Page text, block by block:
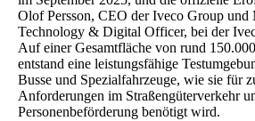
Olof Persson, CEO der Iveco Group
Technology & Digital Officer, bei der
Auf einer Gesamtfläche von rund
entstand eine leistungsfähige
Busse und Spezialfahrzeuge, wie sie für
Anforderungen im Straßengüterverkehr
Personenbeförderung benötigt wird.